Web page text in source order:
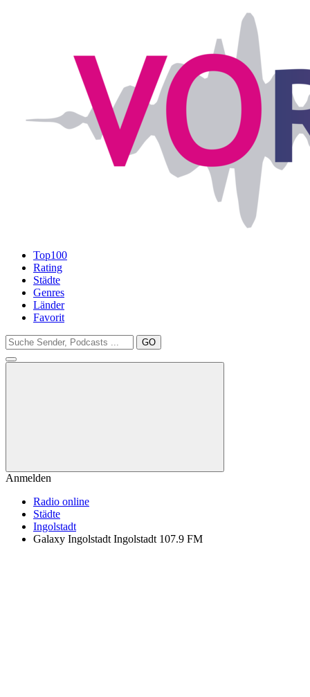
Top100
Rating
Städte
Genres
Länder
Favorit
GO
Anmelden
Radio online
Städte
Ingolstadt
Galaxy Ingolstadt Ingolstadt 107.9 FM